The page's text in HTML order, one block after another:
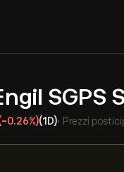
SGPS
0.26%)(1D)• Prezzi